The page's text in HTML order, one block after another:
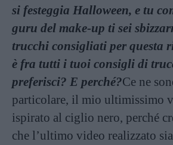
si festeggia Halloween, e tu
guru del make-up ti sei
trucchi consigliati per questa
è fra tutti i tuoi consigli di
preferisci? E perché?Ce ne
particolare, il mio ultimissimo
ispirato al ciglio nero, perché
che l’ultimo video realizzato